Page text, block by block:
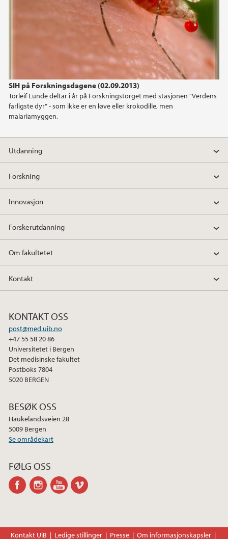
SIH på Forskningsdagene (02.09.2013)
Torleif Lunde deltar i år på Forskningstorget med stasjonen "Verdens
farligste dyr" - som ikke er en løve eller krokodille, men
malariamyggen.
2018
2017
2016
2015
Utdanning
Forskning
Innovasjon
Forskerutdanning
Om fakultetet
Kontakt
KONTAKT OSS
post@med.uib.no
+47 55 58 20 86
Universitetet i Bergen
Det medisinske fakultet
Postboks 7804
5020 BERGEN
BESØK OSS
Haukelandsveien 28
5009 Bergen
Se områdekart
FØLG OSS
facebookinstagramyoutube
Kontakt UiB Ledige stillinger Presse Om informasjonskapsler